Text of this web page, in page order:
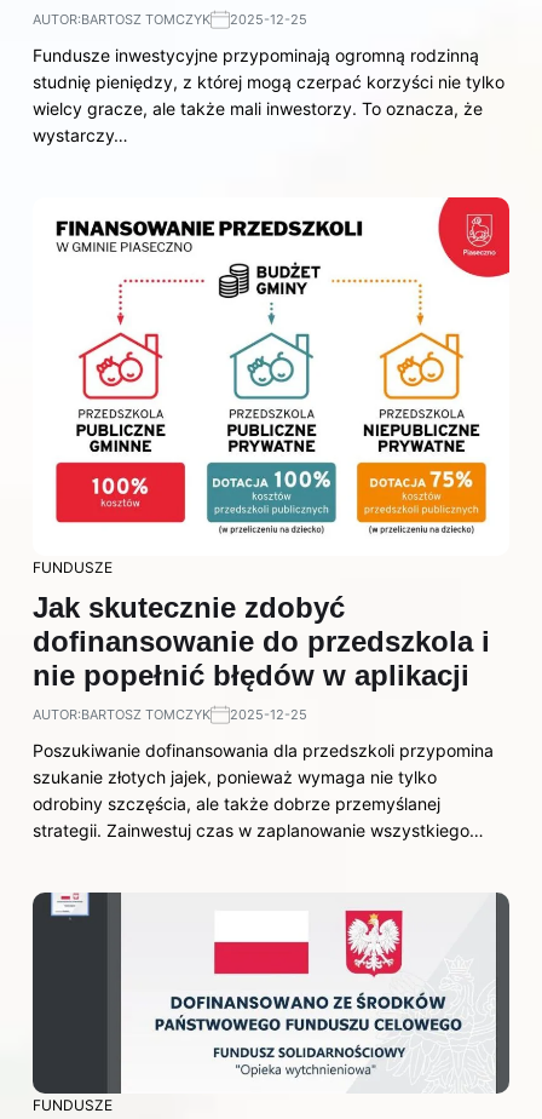
AUTOR:BARTOSZ TOMCZYK 2025-12-25
Fundusze inwestycyjne przypominają ogromną rodzinną
studnię pieniędzy, z której mogą czerpać korzyści nie tylko
wielcy gracze, ale także mali inwestorzy. To oznacza, że
wystarczy…
FUNDUSZE
Jak skutecznie zdobyć
dofinansowanie do przedszkola i
nie popełnić błędów w aplikacji
AUTOR:BARTOSZ TOMCZYK 2025-12-25
Poszukiwanie dofinansowania dla przedszkoli przypomina
szukanie złotych jajek, ponieważ wymaga nie tylko
odrobiny szczęścia, ale także dobrze przemyślanej
strategii. Zainwestuj czas w zaplanowanie wszystkiego…
FUNDUSZE